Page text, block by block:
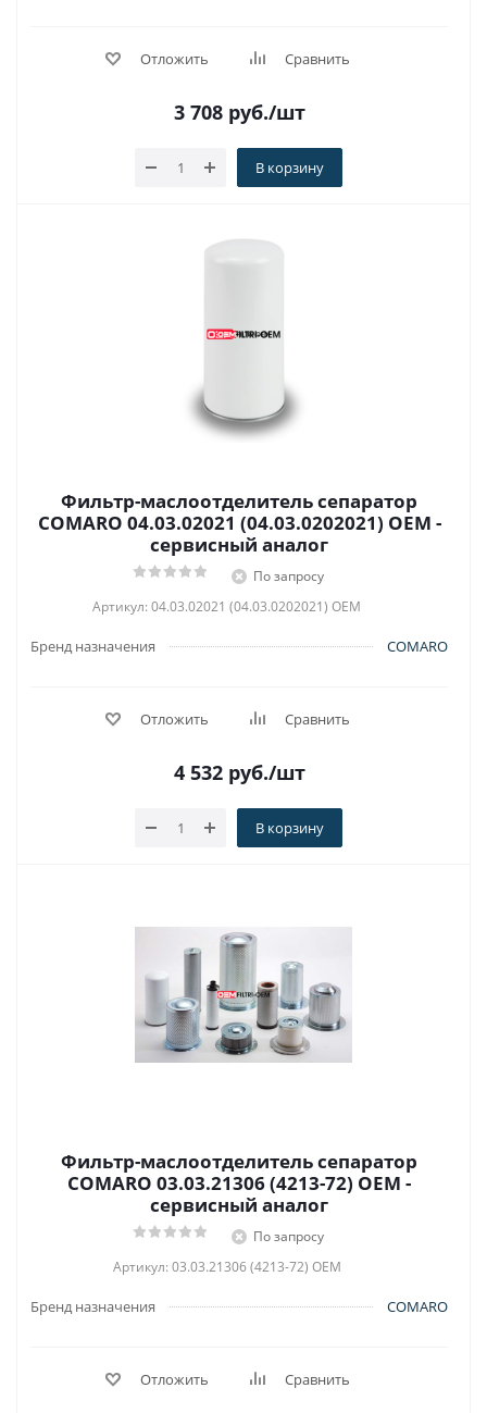
Отложить Сравнить
3 708 руб./шт
В корзину
Фильтр-маслоотделитель сепаратор
COMARO 04.03.02021 (04.03.0202021) OEM -
сервисный аналог
По запросу
Артикул: 04.03.02021 (04.03.0202021) OEM
Бренд назначения COMARO
Отложить Сравнить
4 532 руб./шт
В корзину
Фильтр-маслоотделитель сепаратор
COMARO 03.03.21306 (4213-72) OEM -
сервисный аналог
По запросу
Артикул: 03.03.21306 (4213-72) OEM
Бренд назначения COMARO
Отложить Сравнить